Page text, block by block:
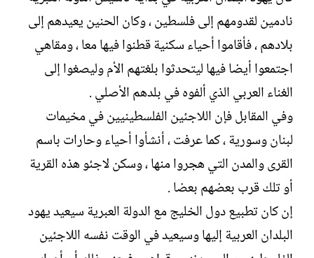
نادمين لقدومهم إلى فلسطين ، وكان الحنين يعيدهم إلى
بلادهم ، فأقاموا أحياء سكنية قطنوا فيها معا ، ومقاهي
اجتمعوا أيضا فيها ليتحدثوا بلغتهم الأم وليصغوا إلى
الغناء العربي الذي ألفوه في بلدهم الأصلي .
وفي المقابل فإن اللاجئين الفلسطينيين في مخيمات
لبنان وسورية ، كما عرفت ، أنشأوا أحياء وحارات باسم
القرى والمدن التي هجروا منها ، وسكن لاجئو هذه القرية
أو تلك قرب بعضهم بعضا .
إن كان تطبيع دول الخليج مع الدولة العبرية سيعيد يهود
البلدان العربية إليها وسيعيد في الوقت نفسه اللاجئين